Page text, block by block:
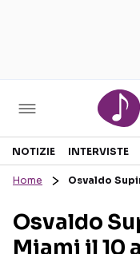
Sezioni
RECENSIONI
INTERVISTE
NOTIZIE INTERVISTE
Home Osvaldo
Osvaldo
Miami il 10